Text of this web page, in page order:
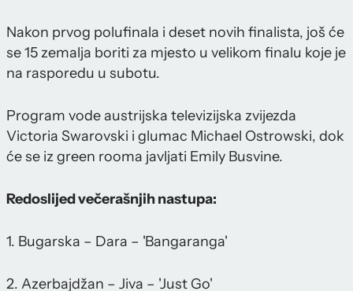
Nakon prvog polufinala i deset novih finalista, još će
se 15 zemalja boriti za mjesto u velikom finalu koje je
na rasporedu u subotu.
Program vode austrijska televizijska zvijezda
Victoria Swarovski i glumac Michael Ostrowski, dok
će se iz green rooma javljati Emily Busvine.
Redoslijed večerašnjih nastupa:
1. Bugarska – Dara – 'Bangaranga'
2. Azerbajdžan – Jiva – 'Just Go'